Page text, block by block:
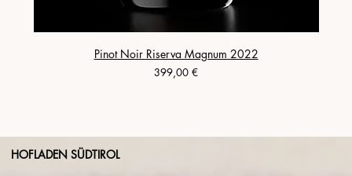
Pinot Noir Riserva Magnum 2022
Preis
399,00 €
HOFLADEN SÜDTIROL